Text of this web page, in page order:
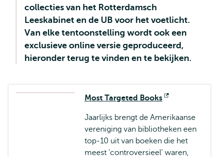
collecties van het Rotterdamsch
Leeskabinet en de UB voor het voetlicht.
Van elke tentoonstelling wordt ook een
exclusieve online versie geproduceerd,
hieronder terug te vinden en te bekijken.
Most Targeted Books
Jaarlijks brengt de Amerikaanse
vereniging van bibliotheken een
top-10 uit van boeken die het
meest 'controversieel' waren,